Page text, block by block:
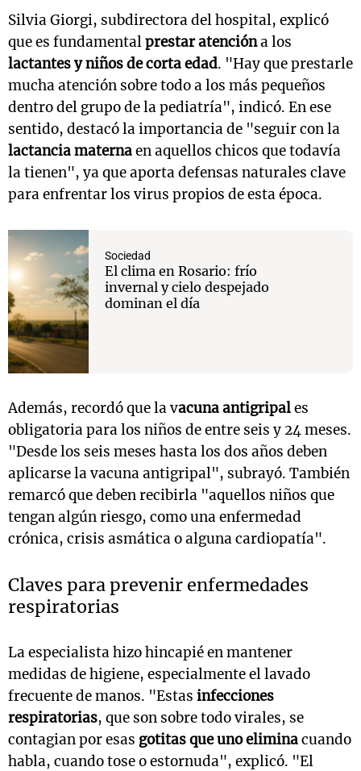
Silvia Giorgi, subdirectora del hospital, explicó
que es fundamentalprestar atencióna los
lactantes y niños de corta edad. "Hay que prestarle
mucha atención sobre todo a los más pequeños
dentro del grupo de la pediatría", indicó. En ese
sentido, destacó la importancia de "seguir con la
lactancia maternaen aquellos chicos que todavía
la tienen", ya que aporta defensas naturales clave
para enfrentar los virus propios de esta época.
Sociedad
El clima en Rosario: frío
invernal y cielo despejado
dominan el día
Además, recordó que la vacuna antigripales
obligatoria para los niños de entre seis y 24 meses.
"Desde los seis meses hasta los dos años deben
aplicarse la vacuna antigripal", subrayó. También
remarcó que deben recibirla "aquellos niños que
tengan algún riesgo, como una enfermedad
crónica, crisis asmática o alguna cardiopatía".
Claves para prevenir enfermedades
respiratorias
La especialista hizo hincapié en mantener
medidas de higiene, especialmente el lavado
frecuente de manos. "Estas infecciones
respiratorias, que son sobre todo virales, se
contagian por esas gotitas que uno eliminacuando
habla, cuando tose o estornuda", explicó. "El